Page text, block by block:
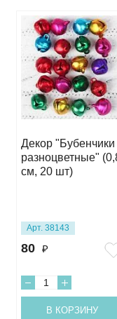
Декор "Бубенчики
разноцветные"
см, 20 шт)
Арт. 38143
80 ₽
В КОРЗИНУ